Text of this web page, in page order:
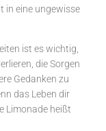
in eine ungewisse
ist es wichtig,
die Sorgen
Gedanken zu
das Leben dir
Limonade heißt